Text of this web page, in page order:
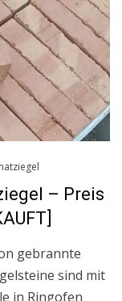
– Preis
gebrannte
sind mit
in Ringofen